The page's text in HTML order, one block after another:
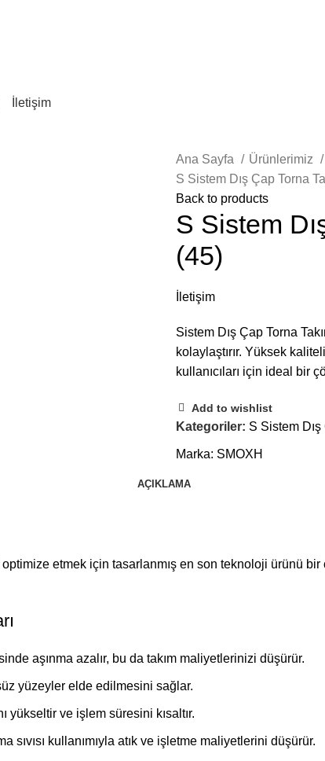
İletişim
Ana Sayfa Ürünlerimiz
S Sistem Dış Çap Torna
Back to products
S Sistem
(45)
İletişim
Sistem Dış Çap Torna
kolaylaştırır. Yüksek
kullanıcıları için ideal bir
Add to wishlist
Kategoriler: S Sistem Dış
Marka: SMOXH
AÇIKLAMA
etmek için tasarlanmış en son teknoloji ürünü
aşınma azalır, bu da takım maliyetlerinizi düşürür.
yüzeyler elde edilmesini sağlar.
yükseltir ve işlem süresini kısaltır.
sıvısı kullanımıyla atık ve işletme maliyetlerini düşürür.